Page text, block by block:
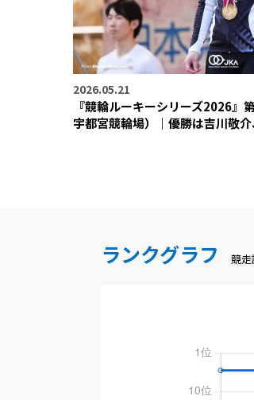
2026.05.21
『競輪ルーキーシリーズ2026』
宇都宮競輪場）｜優勝は吉川敬
ランクグラフ 競